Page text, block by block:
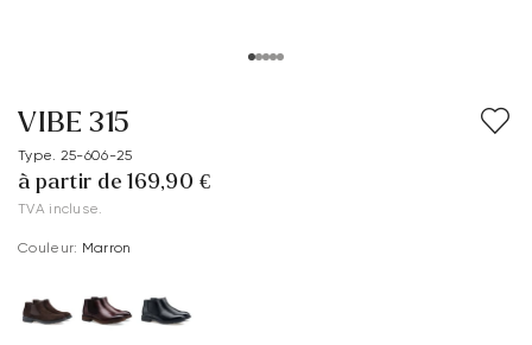
VIBE 315
Type. 25-606-25
à partir de 169,90 €
TVA incluse.
Couleur: Marron